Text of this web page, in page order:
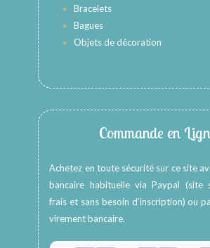
Bracelets
Bagues
Objets de décoration
Commande en
Achetez en toute sécurité sur ce site
bancaire habituelle via Paypal (site
frais et sans besoin d’inscription) ou
virement bancaire.